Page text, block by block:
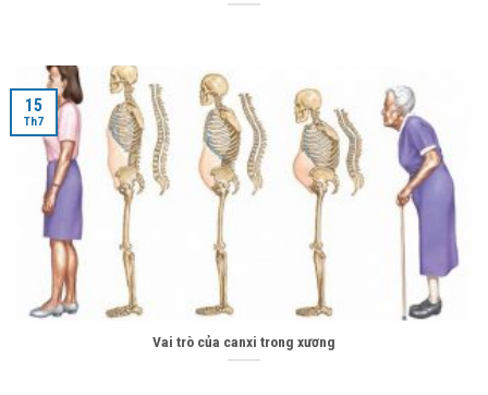
Vai trò của canxi trong xương
15
Th7